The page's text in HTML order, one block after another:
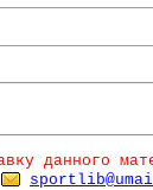
данного